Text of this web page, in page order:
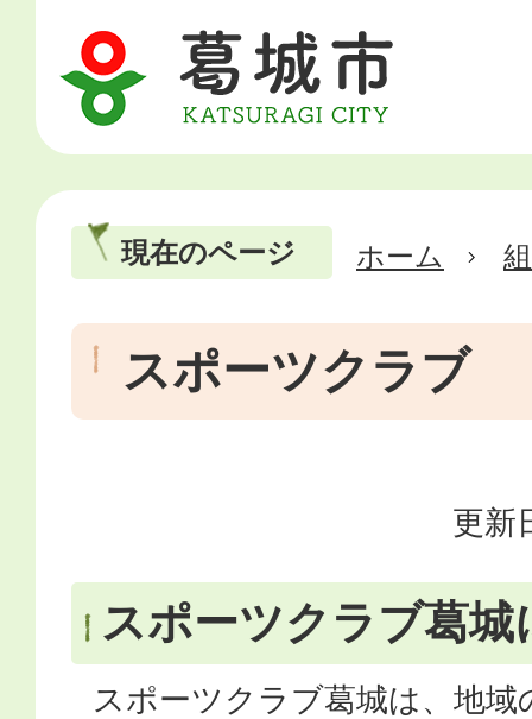
現在のページ ホーム
スポーツクラブ
更新
スポーツクラブ葛城
スポーツクラブ葛城は、地